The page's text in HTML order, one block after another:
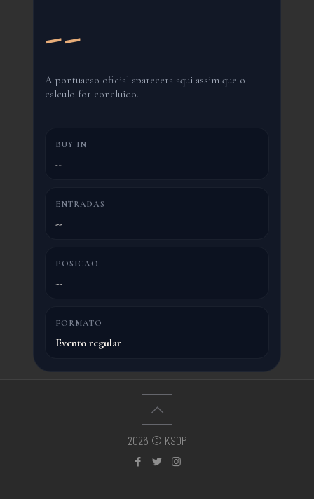
--
A pontuacao oficial aparecera aqui assim que o
calculo for concluido.
BUY IN
--
ENTRADAS
--
POSICAO
--
FORMATO
Evento regular
2026 © KSOP